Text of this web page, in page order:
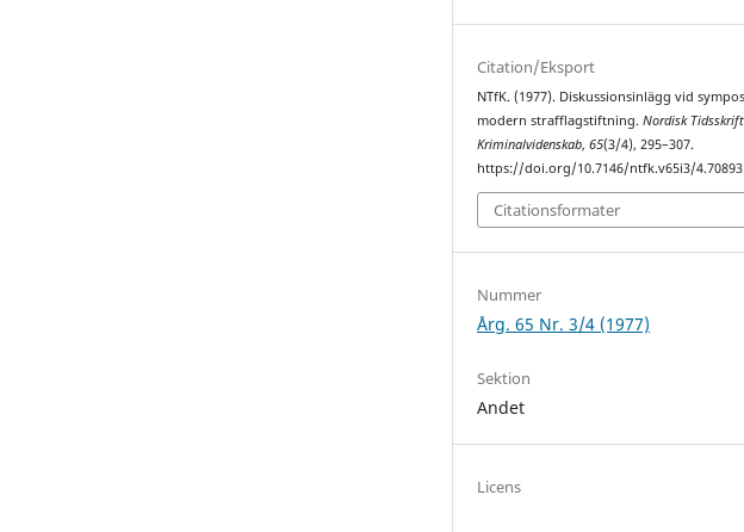
Citation/Eksport
NTfK. (1977). Diskussionsinlägg vid
modern strafflagstiftning.Nordisk
Kriminalvidenskab,65(3/4), 295–307.
https://doi.org/10.7146/ntfk.v65i3/4.70893
Citationsformater
Nummer
Årg. 65 Nr. 3/4 (1977)
Sektion
Andet
Licens